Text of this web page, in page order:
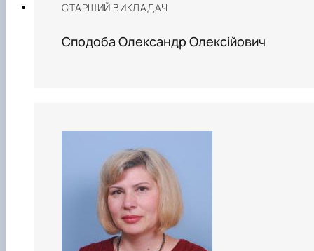
СТАРШИЙ ВИКЛАДАЧ
Сподоба Олександр Олексійович